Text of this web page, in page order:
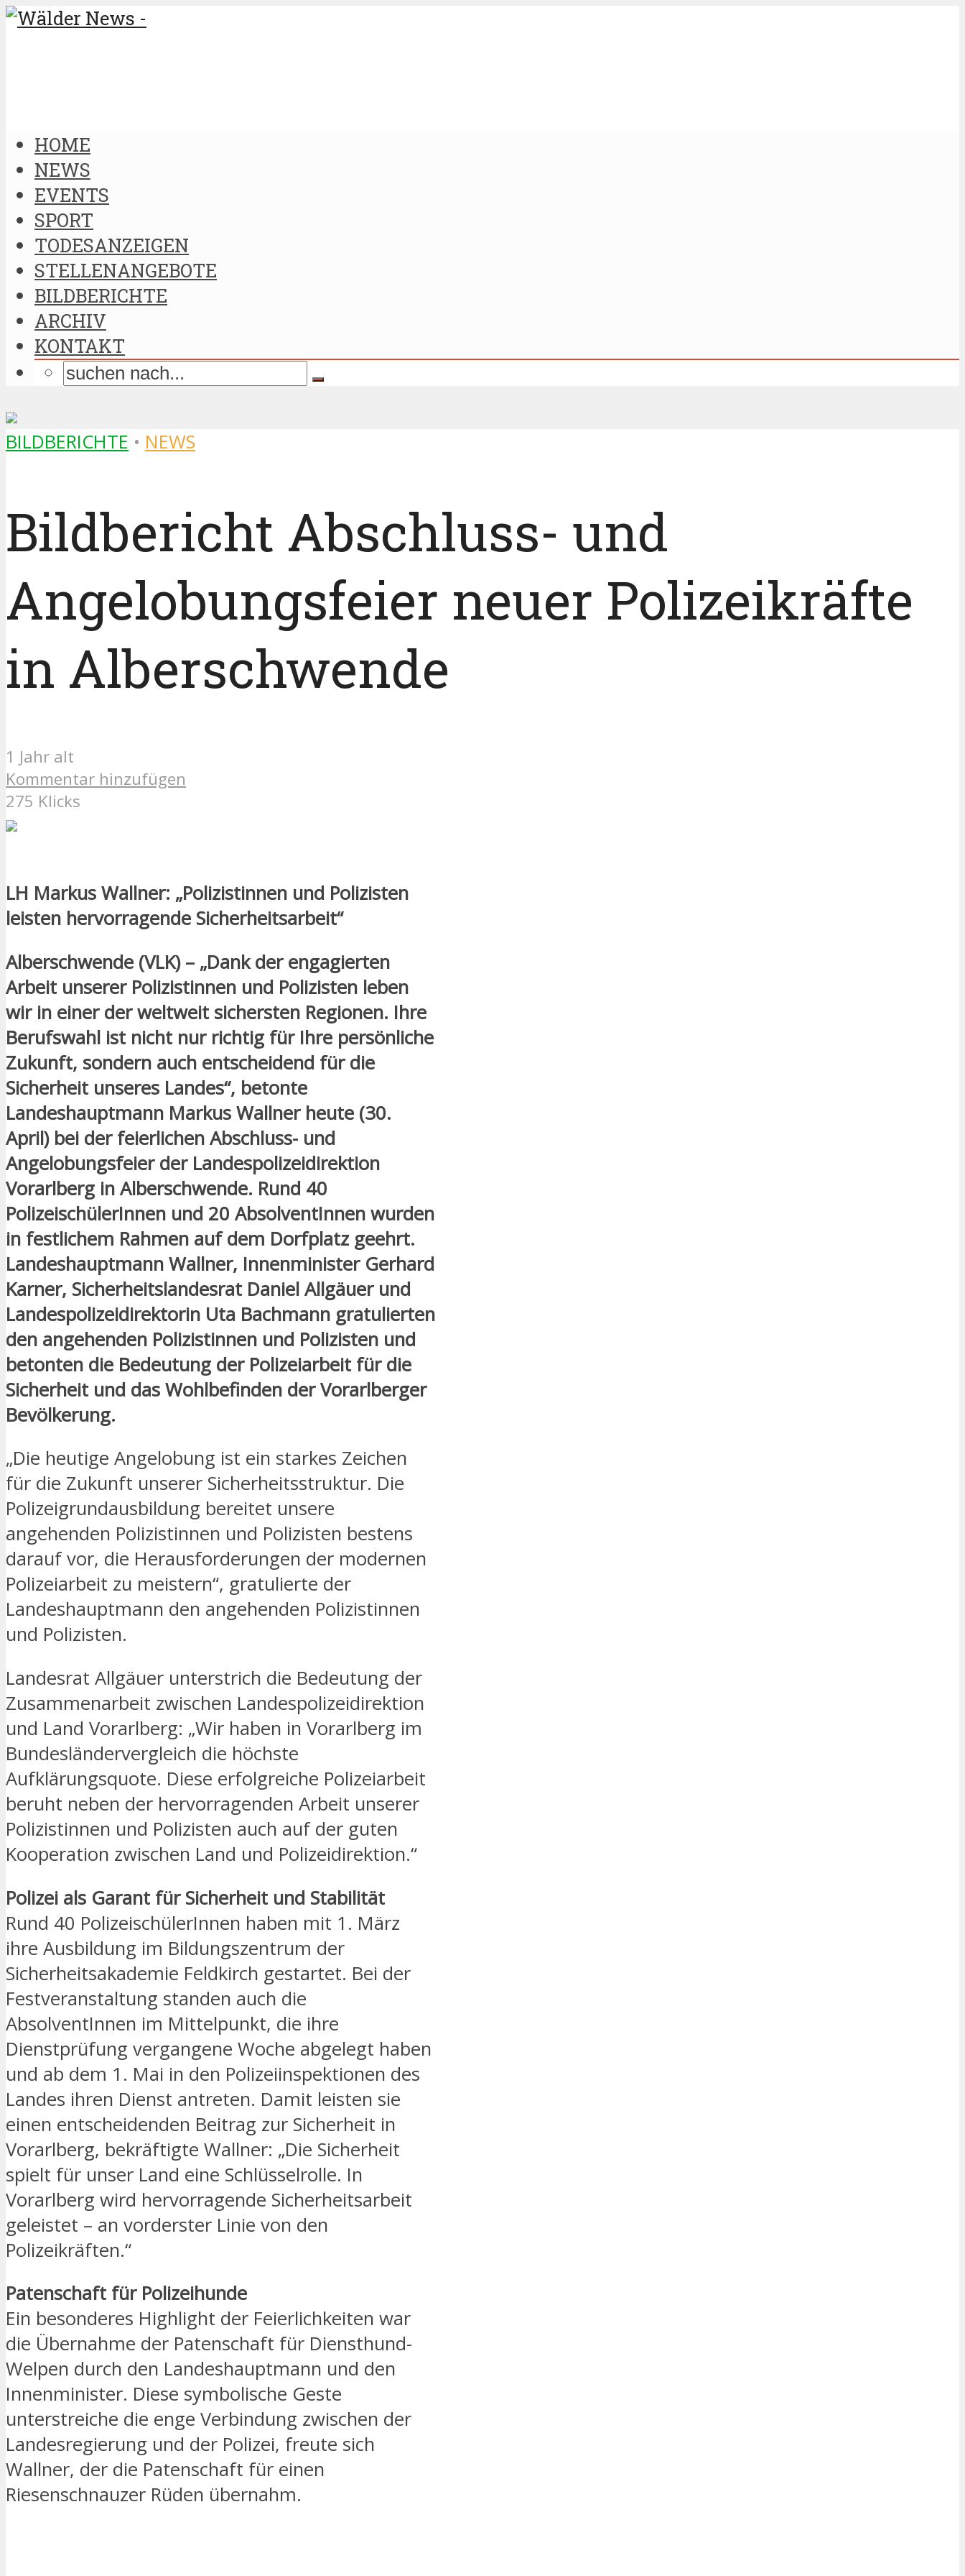
HOME
NEWS
EVENTS
SPORT
TODESANZEIGEN
STELLENANGEBOTE
BILDBERICHTE
ARCHIV
KONTAKT
BILDBERICHTE • NEWS
Bildbericht Abschluss- und
Angelobungsfeier neuer Polizeikräfte
in Alberschwende
1 Jahr alt
Kommentar hinzufügen
275 Klicks
LH Markus Wallner: „Polizistinnen und Polizisten
leisten hervorragende Sicherheitsarbeit“
Alberschwende (VLK) – „Dank der engagierten
Arbeit unserer Polizistinnen und Polizisten leben
wir in einer der weltweit sichersten Regionen. Ihre
Berufswahl ist nicht nur richtig für Ihre persönliche
Zukunft, sondern auch entscheidend für die
Sicherheit unseres Landes“, betonte
Landeshauptmann Markus Wallner heute (30.
April) bei der feierlichen Abschluss- und
Angelobungsfeier der Landespolizeidirektion
Vorarlberg in Alberschwende. Rund 40
PolizeischülerInnen und 20 AbsolventInnen wurden
in festlichem Rahmen auf dem Dorfplatz geehrt.
Landeshauptmann Wallner, Innenminister Gerhard
Karner, Sicherheitslandesrat Daniel Allgäuer und
Landespolizeidirektorin Uta Bachmann gratulierten
den angehenden Polizistinnen und Polizisten und
betonten die Bedeutung der Polizeiarbeit für die
Sicherheit und das Wohlbefinden der Vorarlberger
Bevölkerung.
„Die heutige Angelobung ist ein starkes Zeichen
für die Zukunft unserer Sicherheitsstruktur. Die
Polizeigrundausbildung bereitet unsere
angehenden Polizistinnen und Polizisten bestens
darauf vor, die Herausforderungen der modernen
Polizeiarbeit zu meistern“, gratulierte der
Landeshauptmann den angehenden Polizistinnen
und Polizisten.
Landesrat Allgäuer unterstrich die Bedeutung der
Zusammenarbeit zwischen Landespolizeidirektion
und Land Vorarlberg: „Wir haben in Vorarlberg im
Bundesländervergleich die höchste
Aufklärungsquote. Diese erfolgreiche Polizeiarbeit
beruht neben der hervorragenden Arbeit unserer
Polizistinnen und Polizisten auch auf der guten
Kooperation zwischen Land und Polizeidirektion.“
Polizei als Garant für Sicherheit und Stabilität
Rund 40 PolizeischülerInnen haben mit 1. März
ihre Ausbildung im Bildungszentrum der
Sicherheitsakademie Feldkirch gestartet. Bei der
Festveranstaltung standen auch die
AbsolventInnen im Mittelpunkt, die ihre
Dienstprüfung vergangene Woche abgelegt haben
und ab dem 1. Mai in den Polizeiinspektionen des
Landes ihren Dienst antreten. Damit leisten sie
einen entscheidenden Beitrag zur Sicherheit in
Vorarlberg, bekräftigte Wallner: „Die Sicherheit
spielt für unser Land eine Schlüsselrolle. In
Vorarlberg wird hervorragende Sicherheitsarbeit
geleistet – an vorderster Linie von den
Polizeikräften.“
Patenschaft für Polizeihunde
Ein besonderes Highlight der Feierlichkeiten war
die Übernahme der Patenschaft für Diensthund-
Welpen durch den Landeshauptmann und den
Innenminister. Diese symbolische Geste
unterstreiche die enge Verbindung zwischen der
Landesregierung und der Polizei, freute sich
Wallner, der die Patenschaft für einen
Riesenschnauzer Rüden übernahm.